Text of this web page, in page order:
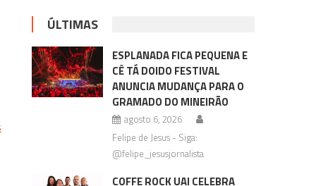
ÚLTIMAS
ESPLANADA FICA PEQUENA E
CÊ TÁ DOIDO FESTIVAL
ANUNCIA MUDANÇA PARA O
GRAMADO DO MINEIRÃO
agosto 6, 2026
Felipe de Jesus - Siga:
@felipe_jesusjornalista
COFFE ROCK UAI CELEBRA